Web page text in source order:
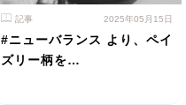
記事 2025年05月15日
#ニューバランス より、ペイ
ズリー柄を…